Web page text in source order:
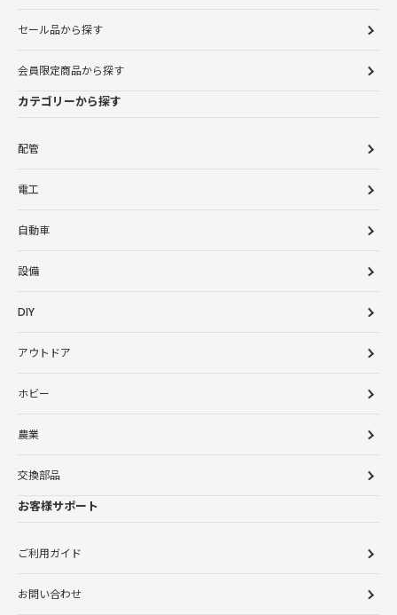
セール品から探す
会員限定商品から探す
カテゴリーから探す
配管
電工
自動車
設備
DIY
アウトドア
ホビー
農業
交換部品
お客様サポート
ご利用ガイド
お問い合わせ